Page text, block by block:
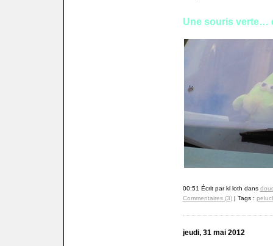
Une souris verte…
00:51 Écrit par kl loth dans
Commentaires (3)| Tags :
jeudi, 31 mai 2012